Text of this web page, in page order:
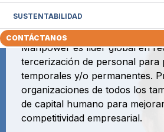
SUSTENTABILIDAD
CONTÁCTANOS
Manpower
Con oficinas en 80 países en
Manpower es líder global en
tercerización de personal para
temporales y/o permanentes.
organizaciones de todos los
de capital humano para
competitividad empresarial.